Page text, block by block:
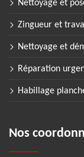
Nettoyage et
Zingueur et
Nettoyage et
Réparation
Habillage
Nos